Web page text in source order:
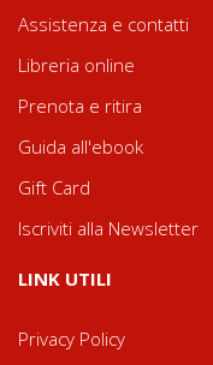
Assistenza e contatti
Libreria online
Prenota e ritira
Guida all'ebook
Gift Card
Iscriviti alla Newsletter
LINK UTILI
Privacy Policy